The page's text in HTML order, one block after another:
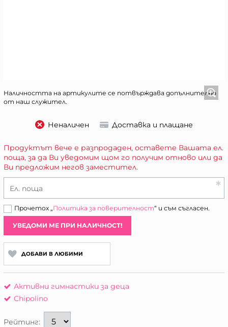
Наличността на артикулите се потвърждава допълнително
от наш служител.
Неналичен Доставка и плащане
Продуктът вече е разпродаден, оставете Вашата ел.
поща, за да Ви уведомим щом го получим отново или да
Ви предложим негов заместител.
Ел. поща
Прочетох „Политика за поверителност“ и съм съгласен.
УВЕДОМИ МЕ ПРИ НАЛИЧНОСТ!
ДОБАВИ В ЛЮБИМИ
Активни гимнастики за деца
Chipolino
Рейтинг: